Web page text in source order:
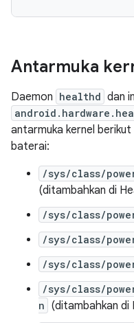
Antarmuka
Daemon healthd dan
antarmuka kernel
baterai:
/sys/class/
(ditambahkan di
/sys/class/
/sys/class/
/sys/class/
/sys/class/
n (ditambahkan di